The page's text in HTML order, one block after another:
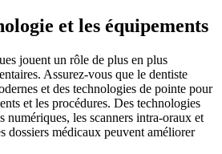
et les équipements
jouent un rôle de plus en plus
Assurez-vous que le dentiste
et des technologies de pointe pour
et les procédures. Des technologies
numériques, les scanners intra-oraux et
dossiers médicaux peuvent améliorer